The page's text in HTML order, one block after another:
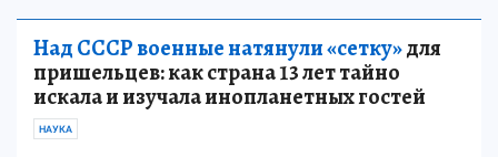
Над СССР военные натянули «сетку»для
пришельцев: как страна 13 лет тайно
искала и изучала инопланетных гостей
НАУКА